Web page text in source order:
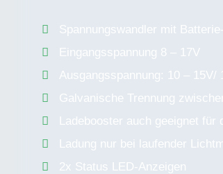
Spannungswandler mit
Eingangsspannung 8 – 17V
Ausgangsspannung: 10 –
Galvanische Trennung
Ladebooster auch geeignet für
Ladung nur bei laufender
2x Status LED-Anzeigen